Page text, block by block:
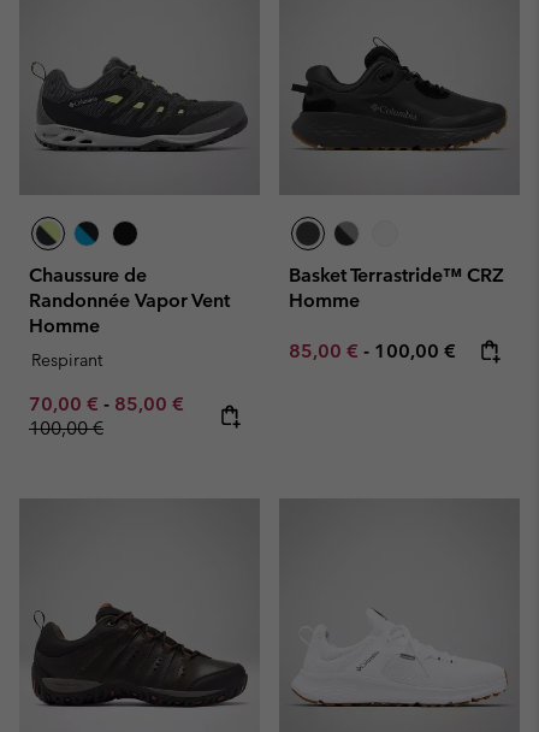
Chaussure de
Randonnée Vapor Vent
Homme
Respirant
Minimum sale price:
70,00 € - Maximum sale price:
85,00 € Regular price:
100,00 €
Basket Terrastride™ CRZ
Homme
Minimum sale price:
85,00 € - Maximum price:
100,00 €